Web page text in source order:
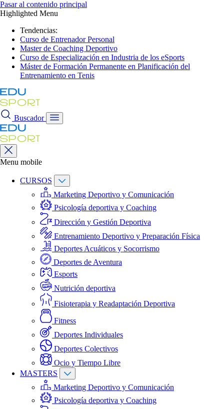
Pasar al contenido principal
Highlighted Menu
Tendencias:
Curso de Entrenador Personal
Master de Coaching Deportivo
Curso de Especialización en Industria de los eSports
Máster de Formación Permanente en Planificación del
Entrenamiento en Tenis
Buscador
Menu mobile
CURSOS
Marketing Deportivo y Comunicación
Psicología deportiva y Coaching
Dirección y Gestión Deportiva
Entrenamiento Deportivo y Preparación Física
Deportes Acuáticos y Socorrismo
Deportes de Aventura
Esports
Nutrición deportiva
Fisioterapia y Readaptación Deportiva
Fitness
Deportes Individuales
Deportes Colectivos
Ocio y Tiempo Libre
MASTERS
Marketing Deportivo y Comunicación
Psicología deportiva y Coaching